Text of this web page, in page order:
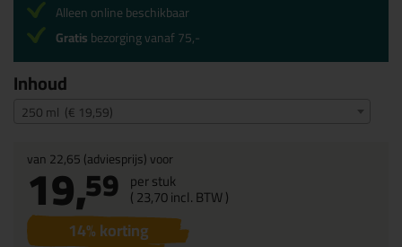
Inhoud
250 ml (€ 19,59)
van22,65(adviesprijs) voor
19,59 per stuk
(23,70incl. BTW )
14% korting
Alleen online beschikbaar
Gratisbezorging vanaf 75,-